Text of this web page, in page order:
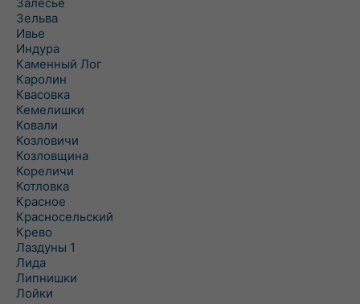
Зельва
Ивье
Индура
Каменный Лог
Каролин
Квасовка
Кемелишки
Ковали
Козловичи
Козловщина
Кореличи
Котловка
Красное
Красносельский
Крево
Лаздуны 1
Лида
Липнишки
Лойки